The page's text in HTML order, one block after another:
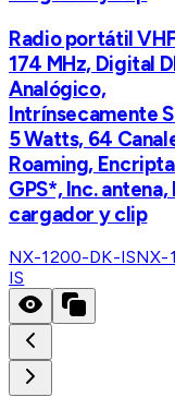
Radio portátil
174 MHz, Digital
Analógico,
Intrínsecamente
5 Watts, 64
Roaming,
GPS*, Inc.
cargador y clip
NX-1200-DK-ISNX-
IS